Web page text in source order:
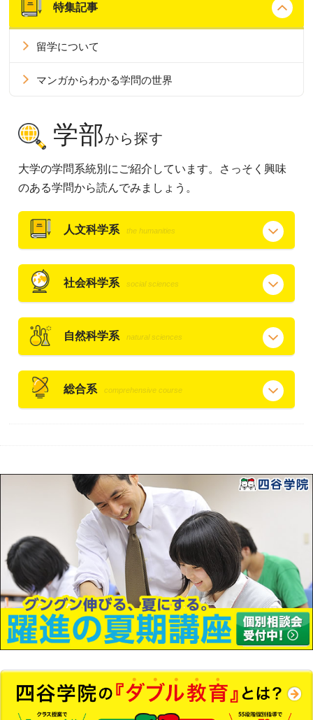
特集記事
留学について
マンガからわかる学問の世界
学部から探す
大学の学問系統別にご紹介しています。さっそく興味
のある学問から読んでみましょう。
人文科学系 the humanities
社会科学系 social sciences
自然科学系 natural sciences
総合系 comprehensive course